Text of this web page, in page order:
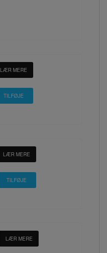
LÆR MERE
LÆR MERE
LÆR MERE